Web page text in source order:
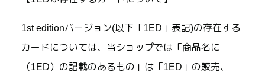
1st editionバージョン(以下「1ED」表記)の存在する
カードについては、当ショップでは「商品名に
（1ED）の記載のあるもの」は「1ED」の販売、